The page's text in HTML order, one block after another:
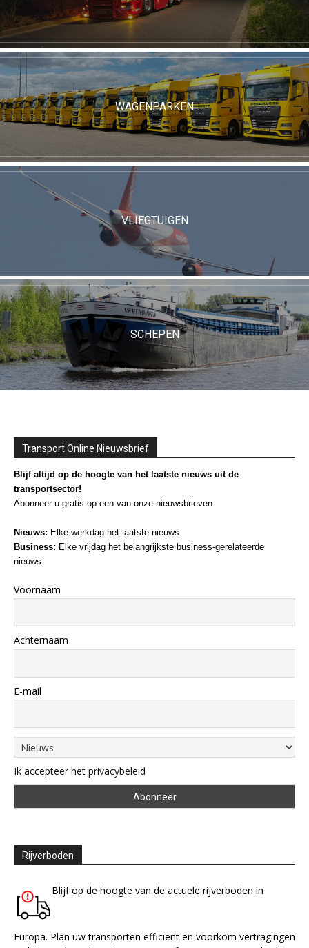
WAGENPARKEN
VLIEGTUIGEN
SCHEPEN
Transport Online Nieuwsbrief
Blijf altijd op de hoogte van het laatste nieuws uit de
transportsector!
Abonneer u gratis op een van onze nieuwsbrieven:
Nieuws: Elke werkdag het laatste nieuws
Business: Elke vrijdag het belangrijkste business-gerelateerde
nieuws.
Voornaam
Achternaam
E-mail
Ik accepteer het privacybeleid
Rijverboden
Blijf op de hoogte van de actuele rijverboden in
Europa. Plan uw transporten efficiënt en voorkom vertragingen